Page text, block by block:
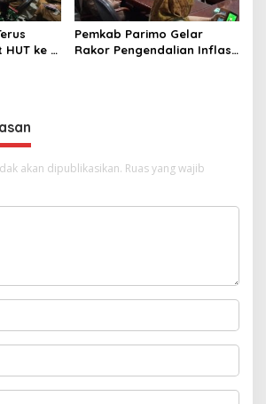
ke –
Pemkab Parimo Gelar
Rakor Pengendalian Inflasi
akan dipublikasikan. Ruas yang wajib